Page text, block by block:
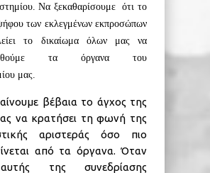
Να ξεκαθαρίσουμε ότι το
των εκλεγμένων εκπροσώπων
το δικαίωμα όλων μας να
τα όργανα του
μας.
βέβαια το άγχος της
να κρατήσει τη φωνή της
αριστεράς όσο πιο
από τα όργανα. Όταν
της συνεδρίασης